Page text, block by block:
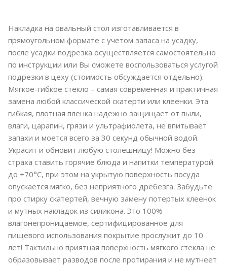
Накладка на овальный стол изготавливается в
прямоугольном формате с учетом запаса на усадку,
после усадки подрезка осуществляется самостоятельно
по инструкции или Вы сможете воспользоваться услугой
подрезки в цеху (стоимость обсуждается отдельно).
Мягкое-гибкое стекло – самая современная и практичная
замена любой классической скатерти или клеенки. Эта
гибкая, плотная пленка надежно защищает от пыли,
влаги, царапин, грязи и ультрафиолета, не впитывает
запахи и моется всего за 30 секунд обычной водой.
Украсит и обновит любую столешницу! Можно без
страха ставить горячие блюда и напитки температурой
до +70°C, при этом на укрытую поверхность посуда
опускается мягко, без неприятного дребезга. Забудьте
про стирку скатертей, вечную замену потертых клеенок
и мутных накладок из силикона. Это 100%
влагонепроницаемое, сертифицированное для
пищевого использования покрытие прослужит до 10
лет! Тактильно приятная поверхность мягкого стекла не
образовывает разводов после протирания и не мутнеет